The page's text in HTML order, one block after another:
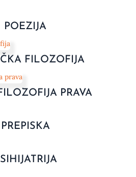
POEZIJA
FILOZOFIJA
PRAVA
PREPISKA